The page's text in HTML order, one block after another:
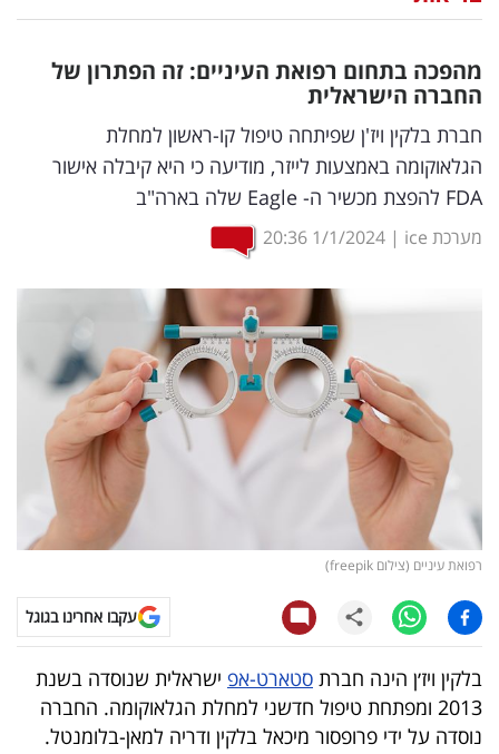
דיגיטל
וטק
שיווק
ופרסום
דעות
רכילות
עסקית
קריפטו
ויראלי
טלוויזיה
עסקי
ספורט
מהפכה בתחום רפואת העיניים: זה הפתרון של
החברה הישראלית
חברת בלקין ויז'ן שפיתחה טיפול קו-ראשון למחלת
הגלאוקומה באמצעות לייזר, מודיעה כי היא קיבלה אישור
FDA להפצת מכשיר ה- Eagle שלה בארה"ב
מערכת ice |
1/1/2024
20:36
רפואת עיניים (צילום freepik)
עקבו אחרינו בגוגל
בלקין ויז׳ן הינה חברת סטארט-אפ ישראלית שנוסדה בשנת
2013 ומפתחת טיפול חדשני למחלת הגלאוקומה. החברה
נוסדה על ידי פרופסור מיכאל בלקין ודריה למאן-בלומנטל.